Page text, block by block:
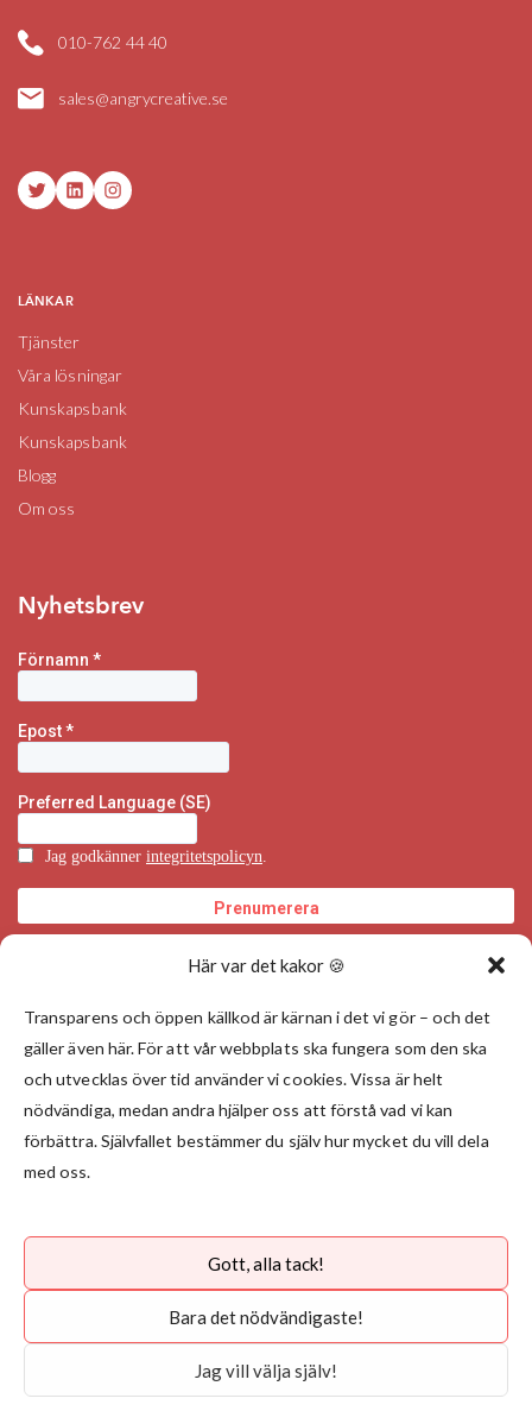
Här var det kakor 🍪
Transparens och öppen källkod är kärnan i det vi gör – och det
gäller även här. För att vår webbplats ska fungera som den ska
och utvecklas över tid använder vi cookies. Vissa är helt
nödvändiga, medan andra hjälper oss att förstå vad vi kan
förbättra. Självfallet bestämmer du själv hur mycket du vill dela
med oss.
Gott, alla tack!
Bara det nödvändigaste!
Jag vill välja själv!
010-762 44 40
sales@angrycreative.se
TwitterLinkedInInstagram
LÄNKAR
Tjänster
Våra lösningar
Kunskapsbank
Kunskapsbank
Blogg
Om oss
Nyhetsbrev
Välj land
Integritetspolicy
Upphovsrätt 2026 Angry Creative Alla rättigheter reserverade